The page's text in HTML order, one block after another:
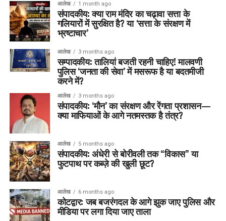
आलेख 1 month ago
संपादकीय: क्या राम मंदिर का चढ़ावा सत्ता के
गलियारों में सुरक्षित है? या ‘सत्ता के संरक्षण में
भ्रष्टाचार’
आलेख 3 months ago
सम्पादकीय: तालियां बजती रहनी चाहिए! मालवणी
पुलिस ‘जनता की सेवा’ में मसरूफ है या बदतमीजी
करने में?
आलेख 3 months ago
संपादकीय: ‘मौन’ का संरक्षण और रेंगता प्रशासन—
क्या माफियाओं के आगे नतमस्तक है तंत्र?
आलेख 5 months ago
संपादकीय: अंधेरी से बोरीवली तक “विकास” या
फुटपाथ पर कब्ज़े की खुली छूट?
आलेख 6 months ago
कोटद्वार: जब बजरंगदल के आगे झुक जाए पुलिस और
मीडिया पर लगा दिया जाए ताला